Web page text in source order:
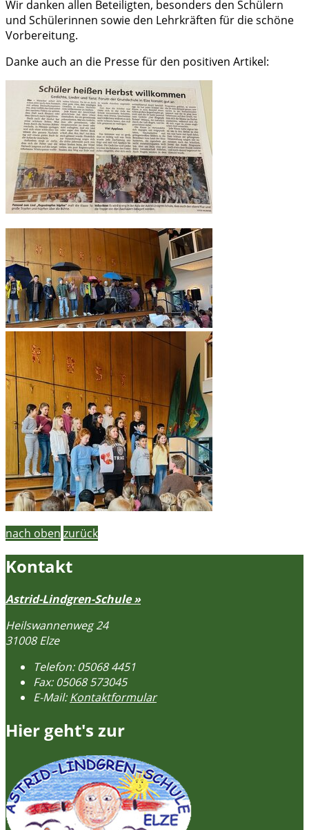
Wir danken allen Beteiligten, besonders den Schülern
und Schülerinnen sowie den Lehrkräften für die schöne
Vorbereitung.
Danke auch an die Presse für den positiven Artikel:
nach oben zurück
Kontakt
Astrid-Lindgren-Schule »
Heilswannenweg 24
31008 Elze
Telefon:05068 4451
Fax:05068 573045
E-Mail:Kontaktformular
Hier geht's zur